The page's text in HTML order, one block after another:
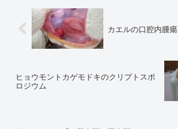
す。 産卵に関する主な生態や特
徴は以下の通りです。📅 時期と
頻度 ...
か...
カエルの口腔内腫瘍
ヒョウモントカゲモドキのクリプトスポ
ロジウム